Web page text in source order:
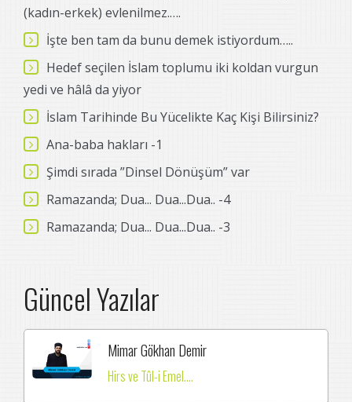
(kadın-erkek) evlenilmez.….
İşte ben tam da bunu demek istiyordum…..
Hedef seçilen İslam toplumu iki koldan vurgun
yedi ve hâlâ da yiyor
İslam Tarihinde Bu Yücelikte Kaç Kişi Bilirsiniz?
Ana-baba hakları -1
Şimdi sırada ”Dinsel Dönüşüm” var
Ramazanda; Dua... Dua...Dua.. -4
Ramazanda; Dua... Dua...Dua.. -3
Güncel Yazılar
Mimar Gökhan Demir
Hirs ve Tûl-i Emel....